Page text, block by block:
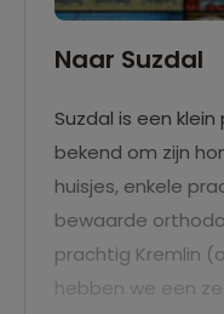
Naar Suzdal
Suzdal is een
bekend om zijn
huisjes, enkele
bewaarde
prachtig Kremlin
hebben we een